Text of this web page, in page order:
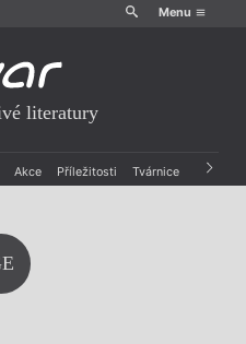
Menu
literatury
Akce Příležitosti Tvárnice Archiv